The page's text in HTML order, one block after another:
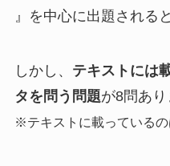
』を中心に出題される
しかし、 テキストには
タを問う問題が8問あり
※テキストに載っているの